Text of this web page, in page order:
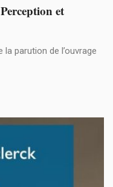
et
parution de l’ouvrage